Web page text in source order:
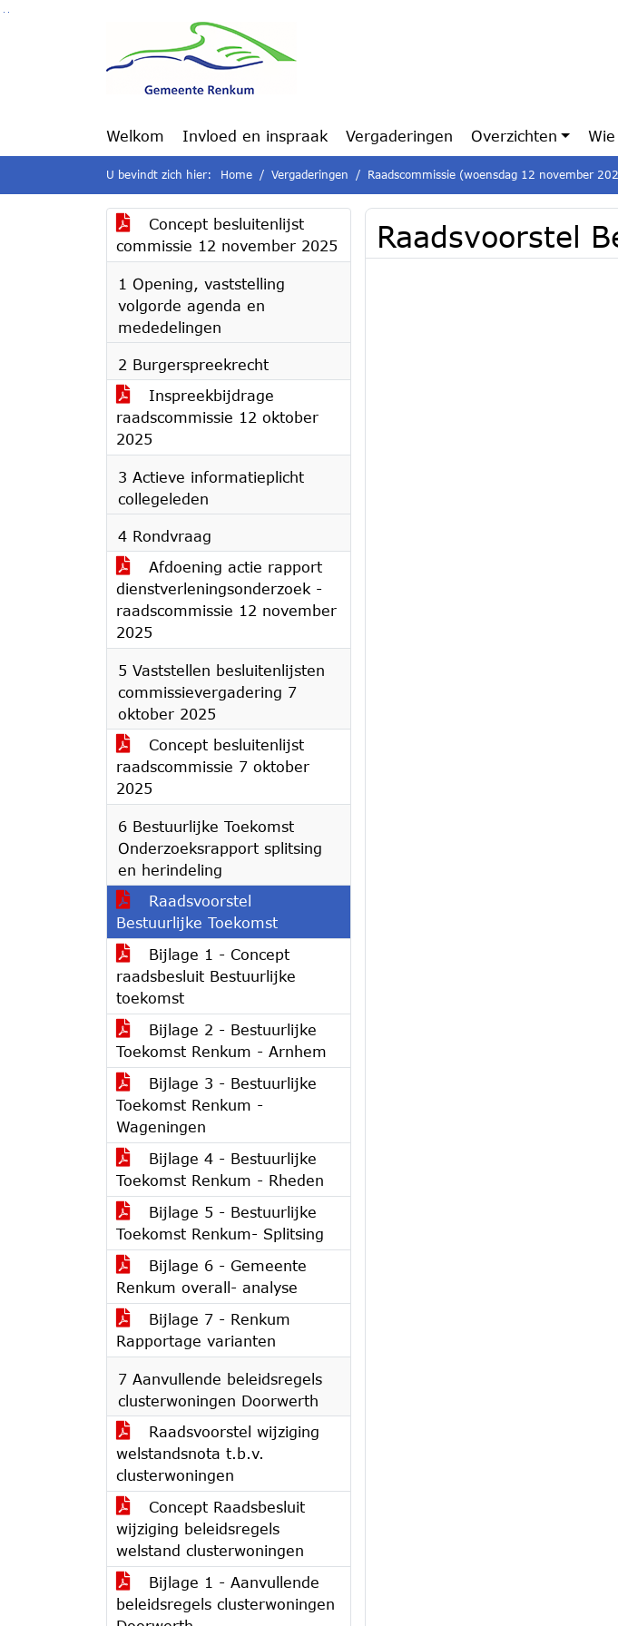
Ga naar de inhoud van deze pagina
Welkom Invloed en inspraak Vergaderingen Overzichten
U bevindt zich hier: Home Vergaderingen Raadscommissie (woensdag 12 november
Concept besluitenlijst
commissie 12 november 2025
1 Opening, vaststelling
volgorde agenda en
mededelingen
2 Burgerspreekrecht
Inspreekbijdrage
raadscommissie 12 oktober
2025
3 Actieve informatieplicht
collegeleden
4 Rondvraag
Afdoening actie rapport
dienstverleningsonderzoek -
raadscommissie 12 november
2025
5 Vaststellen besluitenlijsten
commissievergadering 7
oktober 2025
Concept besluitenlijst
raadscommissie 7 oktober
2025
6 Bestuurlijke Toekomst
Onderzoeksrapport splitsing
en herindeling
Raadsvoorstel
Bestuurlijke Toekomst
Bijlage 1 - Concept
raadsbesluit Bestuurlijke
toekomst
Bijlage 2 - Bestuurlijke
Toekomst Renkum - Arnhem
Bijlage 3 - Bestuurlijke
Toekomst Renkum -
Wageningen
Bijlage 4 - Bestuurlijke
Toekomst Renkum - Rheden
Bijlage 5 - Bestuurlijke
Toekomst Renkum- Splitsing
Bijlage 6 - Gemeente
Renkum overall- analyse
Bijlage 7 - Renkum
Rapportage varianten
7 Aanvullende beleidsregels
clusterwoningen Doorwerth
Raadsvoorstel wijziging
welstandsnota t.b.v.
clusterwoningen
Concept Raadsbesluit
wijziging beleidsregels
welstand clusterwoningen
Bijlage 1 - Aanvullende
beleidsregels clusterwoningen
Raadsvoorstel